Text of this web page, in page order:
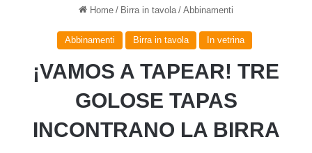
Home / Birra in tavola / Abbinamenti
Abbinamenti Birra in tavola In vetrina
¡VAMOS A TAPEAR! TRE
GOLOSE TAPAS
INCONTRANO LA BIRRA